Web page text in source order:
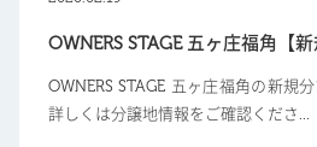
OWNERS STAGE 五ヶ庄福角【新
OWNERS STAGE 五ヶ庄福角の新規
詳しくは分譲地情報をご確認くださ...